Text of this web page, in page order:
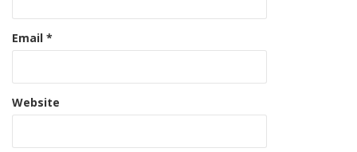
Email *
Website